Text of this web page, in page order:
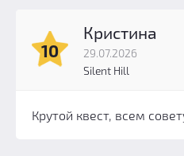
10
Кристина
29.07.2026
Silent Hill
Крутой квест, всем